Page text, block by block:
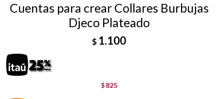
Cuentas para crear Collares Burbujas
Djeco Plateado
$ 1.100
$ 825